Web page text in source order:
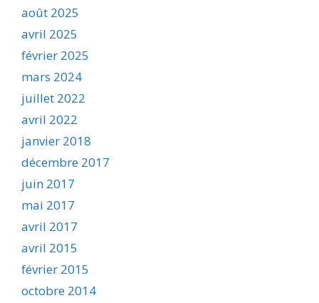
août 2025
avril 2025
février 2025
mars 2024
juillet 2022
avril 2022
janvier 2018
décembre 2017
juin 2017
mai 2017
avril 2017
avril 2015
février 2015
octobre 2014